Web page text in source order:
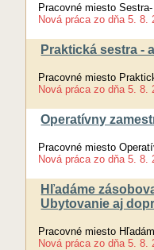
Pracovné miesto
Nová práca zo dňa 5. 8.
Praktická sestra -
Pracovné miesto
Nová práca zo dňa 5. 8.
Operatívny
Pracovné miesto
Nová práca zo dňa 5. 8.
Hľadáme
Ubytovanie aj
Pracovné miesto
Nová práca zo dňa 5. 8.